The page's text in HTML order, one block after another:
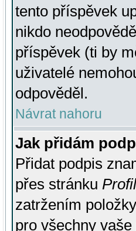
tento příspěvek
nikdo
příspěvek (ti by
uživatelé
odpověděl.
Návrat nahoru
Jak přidám
Přidat podpis
přes stránku Profil
zatržením položky
pro všechny